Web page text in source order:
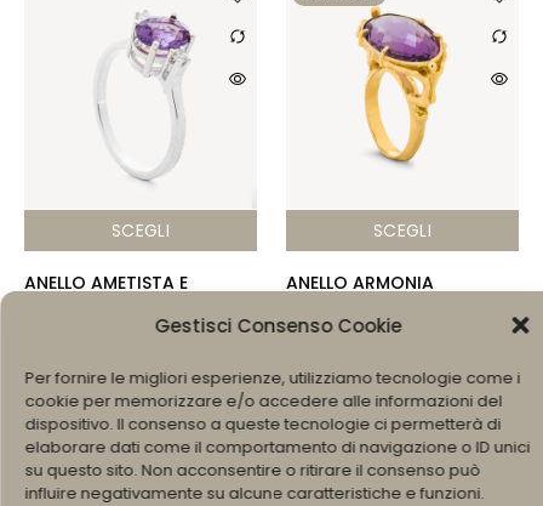
Gestisci Consenso Cookie
Per fornire le migliori esperienze, utilizziamo tecnologie come i
cookie per memorizzare e/o accedere alle informazioni del
dispositivo. Il consenso a queste tecnologie ci permetterà di
elaborare dati come il comportamento di navigazione o ID unici
su questo sito. Non acconsentire o ritirare il consenso può
influire negativamente su alcune caratteristiche e funzioni.
SCEGLI
ANELLO AMETISTA E
SCEGLI
ANELLO ARMONIA
950,00€
SOLD OUT